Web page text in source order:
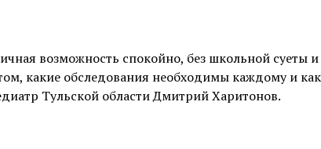
возможность спокойно, без школьной суеты
какие обследования необходимы каждому и
Тульской области Дмитрий Харитонов.